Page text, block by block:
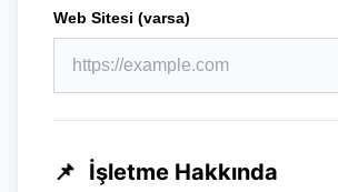
Web Sitesi (varsa)
📌 İşletme Hakkında